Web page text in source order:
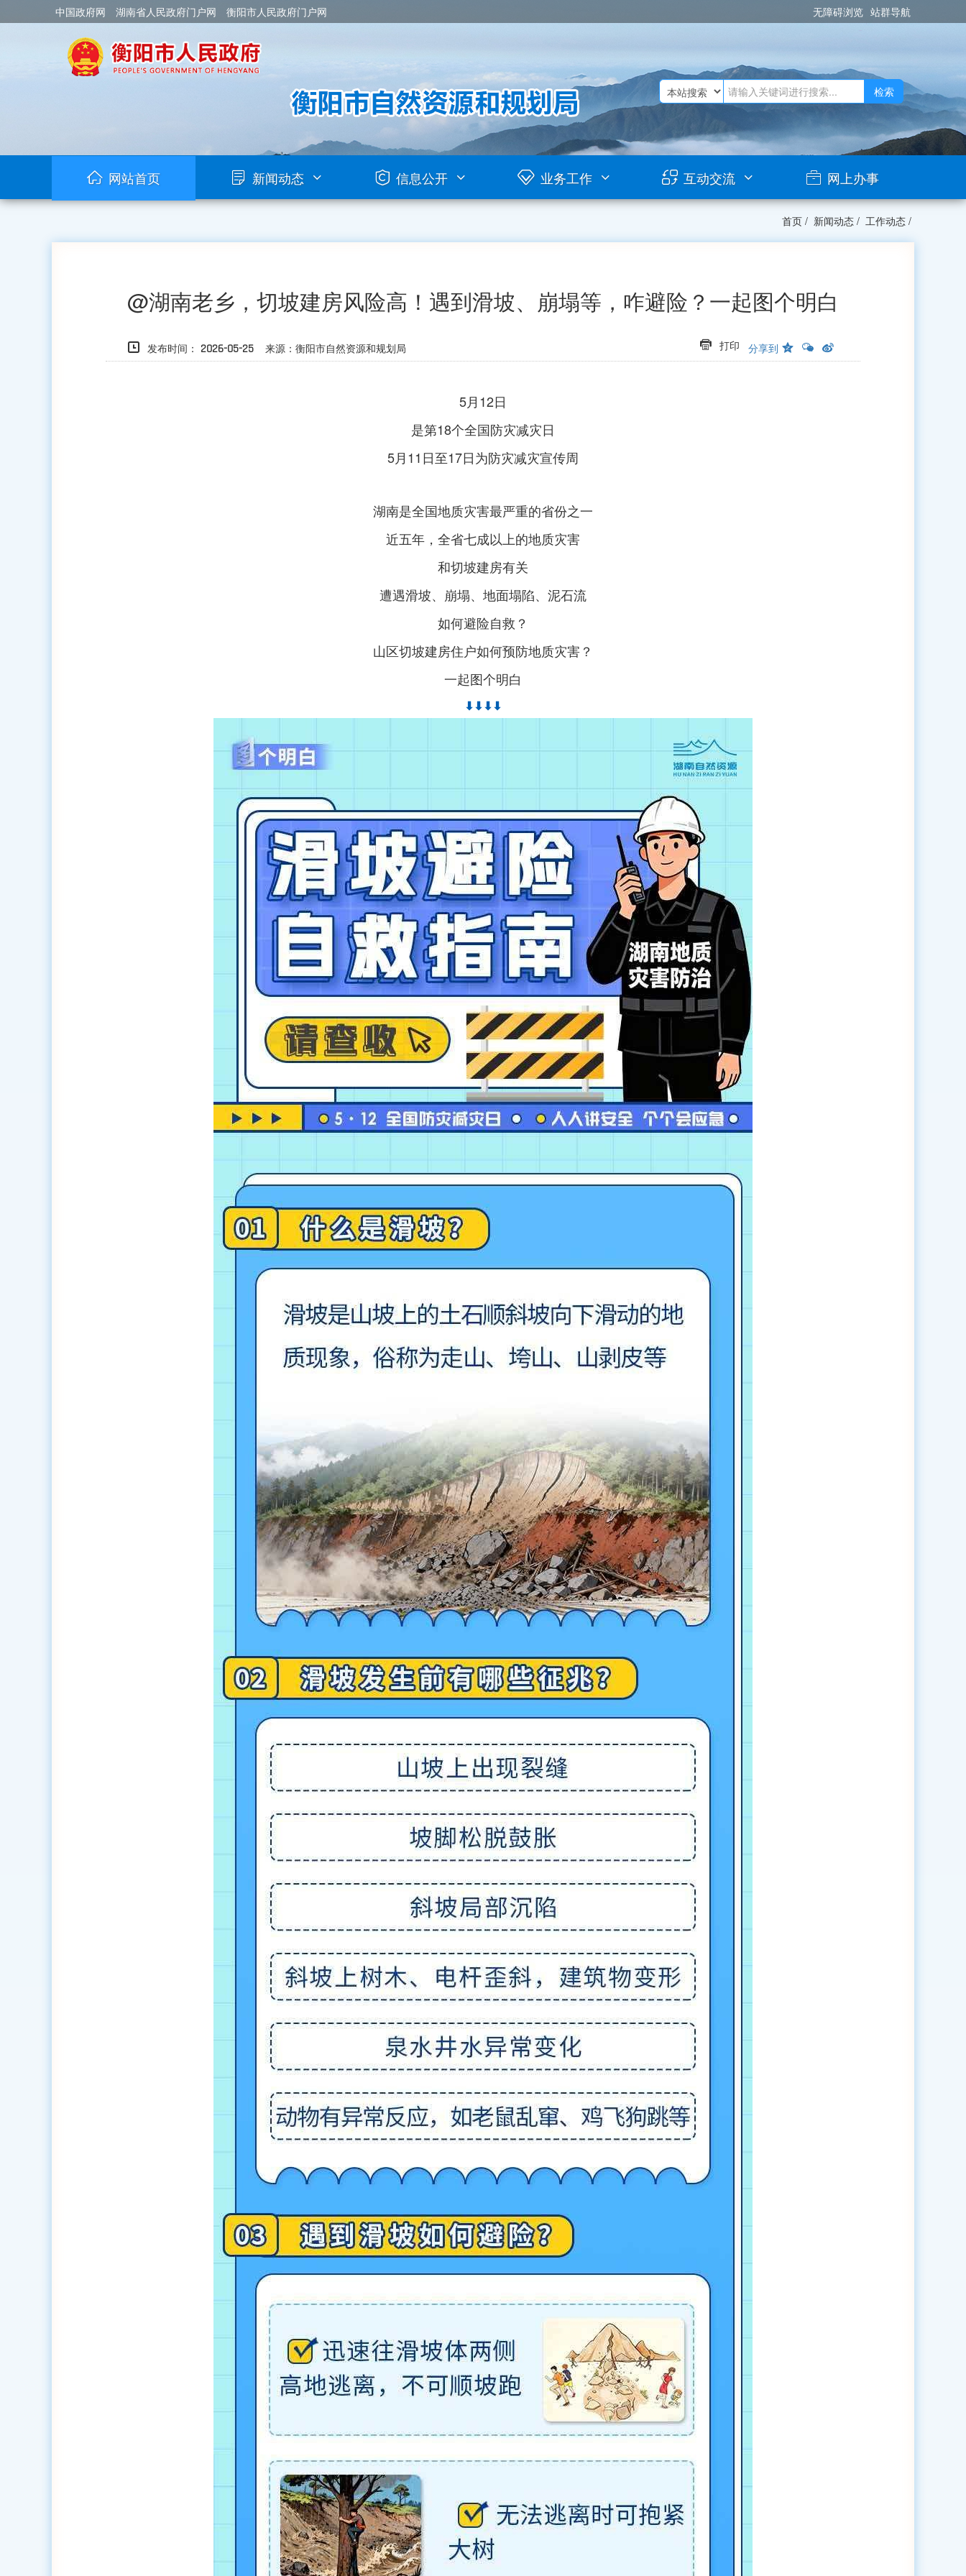
中国政府网 湖南省人民政府门户网 衡阳市人民政府门户网 无障碍浏览 站群导航
网站首页 新闻动态 信息公开 业务工作 互动交流 网上办事
检索
首页 / 新闻动态 / 工作动态 /
@湖南老乡，切坡建房风险高！遇到滑坡、崩塌等，咋避险？一起图个明白
发布时间： 2026-05-25 来源：衡阳市自然资源和规划局 打印 分享到
5月12日
是第18个全国防灾减灾日
5月11日至17日为防灾减灾宣传周
湖南是全国地质灾害最严重的省份之一
近五年，全省七成以上的地质灾害
和切坡建房有关
遭遇滑坡、崩塌、地面塌陷、泥石流
如何避险自救？
山区切坡建房住户如何预防地质灾害？
一起图个明白
⬇⬇⬇⬇